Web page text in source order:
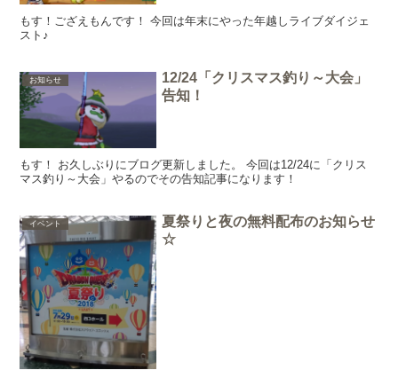
もす！ござえもんです！ 今回は年末にやった年越しライブダイジェ
スト♪
お知らせ
12/24「クリスマス釣り～大会」
告知！
もす！ お久しぶりにブログ更新しました。 今回は12/24に「クリス
マス釣り～大会」やるのでその告知記事になります！
イベント
夏祭りと夜の無料配布のお知らせ
☆